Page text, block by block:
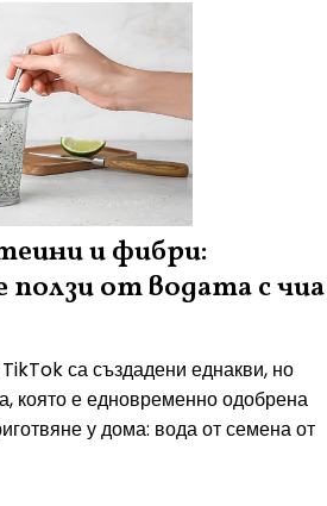
и фибри:
от водата с чиа
са създадени еднакви, но
която е едновременно одобрена
у дома: вода от семена от